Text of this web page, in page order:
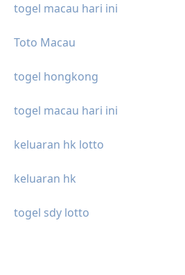
togel macau hari ini
Toto Macau
togel hongkong
togel macau hari ini
keluaran hk lotto
keluaran hk
togel sdy lotto